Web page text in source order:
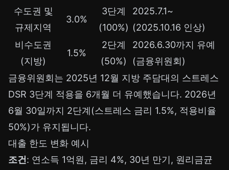
수도권 및
규제지역
3.0%
3단계
(100%)
2025.7.1~
(2025.10.16 인상)
비수도권
(지방)
1.5%
2단계
(50%)
2026.6.30까지 유예
(금융위원회)
금융위원회는 2025년 12월 지방 주담대의 스트레스
DSR 3단계 적용을 6개월 더 유예했습니다. 2026년
6월 30일까지 2단계(스트레스 금리 1.5%, 적용비율
50%)가 유지됩니다.
대출 한도 변화 예시
조건: 연소득 1억원, 금리 4%, 30년 만기, 원리금균